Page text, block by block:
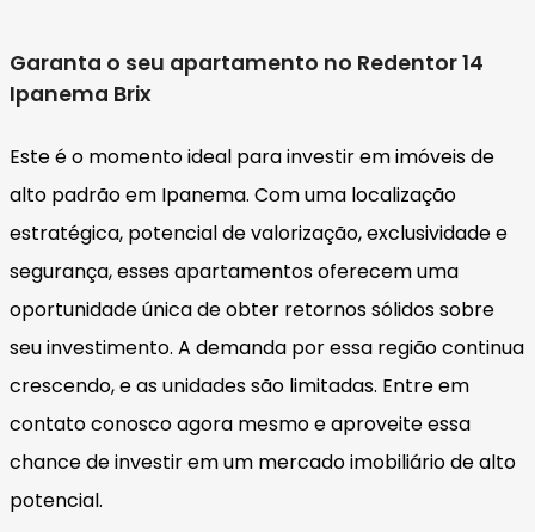
Garanta o seu apartamento no Redentor 14
Ipanema Brix
Este é o momento ideal para investir em imóveis de
alto padrão em Ipanema. Com uma localização
estratégica, potencial de valorização, exclusividade e
segurança, esses apartamentos oferecem uma
oportunidade única de obter retornos sólidos sobre
seu investimento. A demanda por essa região continua
crescendo, e as unidades são limitadas. Entre em
contato conosco agora mesmo e aproveite essa
chance de investir em um mercado imobiliário de alto
potencial.